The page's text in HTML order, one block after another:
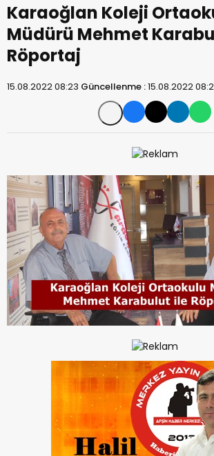
Karaoğlan Koleji
Müdürü Mehmet
Röportaj
15.08.2022 08:23 Güncellenme :15.08.2022